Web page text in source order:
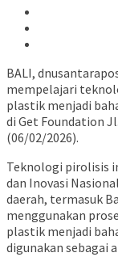
BALI,
mempelajari
plastik menjadi
di Get Foundation
(06/02/2026).
Teknologi pirolisis
dan Inovasi
daerah, termasuk
menggunakan
plastik menjadi
digunakan sebagai